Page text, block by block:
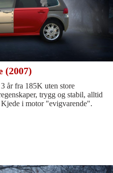
(2007)
år fra 185K uten store
trygg og stabil, alltid
Kjede i motor "evigvarende".